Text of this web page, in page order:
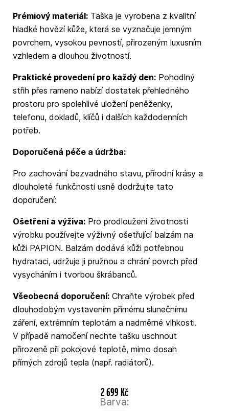
Prémiový materiál:Taška je vyrobena z kvalitní
hladké hovězí kůže, která se vyznačuje jemným
povrchem, vysokou pevností, přirozeným luxusním
vzhledem a dlouhou životností.
Praktické provedení pro každý den:Pohodlný
střih přes rameno nabízí dostatek přehledného
prostoru pro spolehlivé uložení peněženky,
telefonu, dokladů, klíčů i dalších každodenních
potřeb.
Doporučená péče a údržba:
Pro zachování bezvadného stavu, přírodní krásy a
dlouholeté funkčnosti usně dodržujte tato
doporučení:
Ošetření a výživa:Pro prodloužení životnosti
výrobku používejte výživný ošetřující balzám na
kůži PAPION. Balzám dodává kůži potřebnou
hydrataci, udržuje ji pružnou a chrání povrch před
vysycháním i tvorbou škrábanců.
Všeobecná doporučení:Chraňte výrobek před
dlouhodobým vystavením přímému slunečnímu
záření, extrémním teplotám a nadměrné vlhkosti.
V případě namočení nechte tašku uschnout
přirozeně při pokojové teplotě, mimo dosah
přímých zdrojů tepla (např. radiátorů).
2 699 Kč
Barva: